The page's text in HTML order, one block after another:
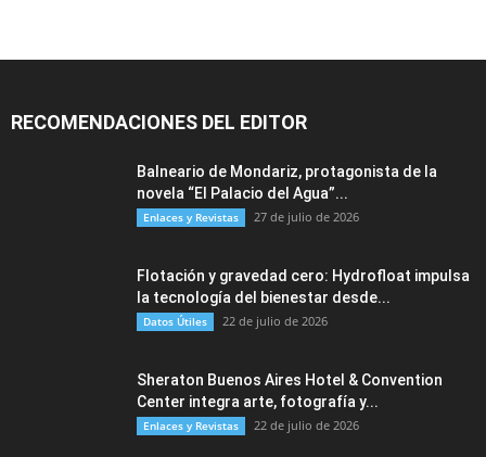
RECOMENDACIONES DEL EDITOR
Balneario de Mondariz, protagonista de la
novela “El Palacio del Agua”...
Enlaces y Revistas 27 de julio de 2026
Flotación y gravedad cero: Hydrofloat impulsa
la tecnología del bienestar desde...
Datos Útiles 22 de julio de 2026
Sheraton Buenos Aires Hotel & Convention
Center integra arte, fotografía y...
Enlaces y Revistas 22 de julio de 2026